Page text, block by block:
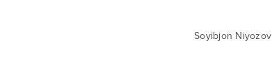
Soyibjon Niyozov